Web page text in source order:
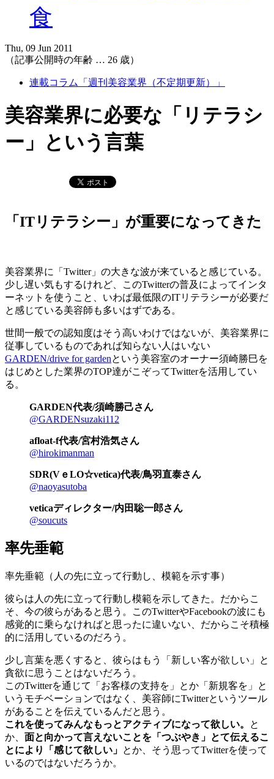
食
Thu, 09 Jun 2011
（記事公開時の年齢 … 26 歳）
連載コラム「週刊美容業界（不定期更新）」
美容業界に必要な「リテラシ
ー」という言葉
「ITリテラシー」が重要になってきた
美容業界に「Twitter」の大きな波が来ていると感じている。
少し遅い気もするけれど、このTwitterの普及によってインタ
ーネットを使うこと、いわば最低限のITリテラシーが必要だ
と感じている美容師も多いはずである。
世間一般での認知度はそう高いわけではないが、美容業界に
従事しているものであれば知らない人はいない
GARDEN/drive for gardenという美容室のオーナー須崎勝巳を
はじめとした業界のTOP達がこぞってTwitterを活用してい
る。
GARDEN代表/須崎勝己さん
@GARDENsuzaki112
afloat-f代表/宮村浩気さん
@hirokimanman
SDR(VｅLO☆vetica)代表/鳥羽直泰さん
@naoyasutoba
veticaディレクター/内田聡一郎さん
@soucuts
率先垂範
率先垂範（人の先に立って行動し、模範を示す事）
彼らは人の先に立って行動し模範を示してきた。だからこ
そ、今の彼らがあると思う。このTwitterやFacebookの波にも
感覚的に乗らなければと思ったに違いない、だからこそ積極
的に活用しているのだろう。
少し言葉を悪くすると、彼らはもう「新しい客が欲しい」と
貪欲に思うことはないだろう。
このTwitterを通じて「お客様の支持を」とか「新規客を」と
いうモチベーションではなく、美容師にTwitterというツール
があることを伝えているんだと思う。
これを使ってみんなもっとアクティブになって欲しい。
と
か、 面と向かって言えないことを「つぶやき」とて伝えるこ
とにより「感じて欲しい」 とか、そう思ってTwitterを使って
いるのではないだろうか。